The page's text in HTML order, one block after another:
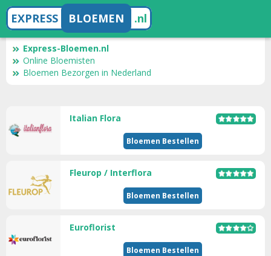
EXPRESS BLOEMEN .nl
Express-Bloemen.nl
Online Bloemisten
Bloemen Bezorgen in Nederland
Italian Flora
Bloemen Bestellen
Fleurop / Interflora
Bloemen Bestellen
Euroflorist
Bloemen Bestellen